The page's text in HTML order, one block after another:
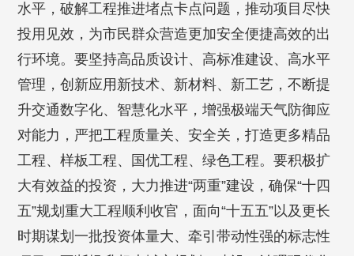
水平，破解工程推进堵点卡点问题，推动项目尽快
投用见效，为市民群众营造更加安全便捷高效的出
行环境。要坚持高品质设计、高标准建设、高水平
管理，创新应用新技术、新材料、新工艺，不断提
升交通数字化、智慧化水平，增强极端天气防御应
对能力，严把工程质量关、安全关，打造更多精品
工程、样板工程、国优工程、绿色工程。要积极扩
大有效益的投资，大力推进“两重”建设，确保“十四
五”规划重大工程顺利收官，面向“十五五”以及更长
时期谋划一批投资体量大、牵引带动性强的标志性